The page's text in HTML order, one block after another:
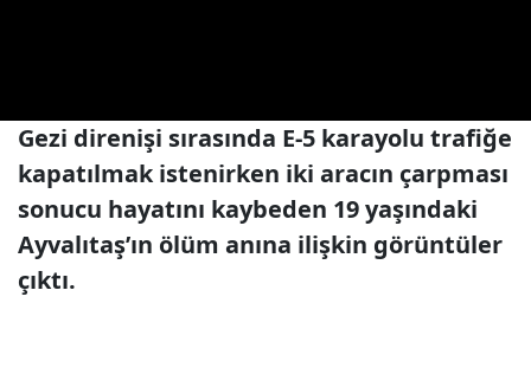
Gezi direnişi sırasında E-5 karayolu trafiğe
kapatılmak istenirken iki aracın çarpması
sonucu hayatını kaybeden 19 yaşındaki
Ayvalıtaş’ın ölüm anına ilişkin görüntüler
çıktı.